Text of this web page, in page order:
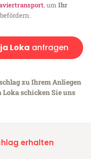
, um Ihr
Loka anfragen
zu Ihrem Anliegen
schicken Sie uns
erhalten